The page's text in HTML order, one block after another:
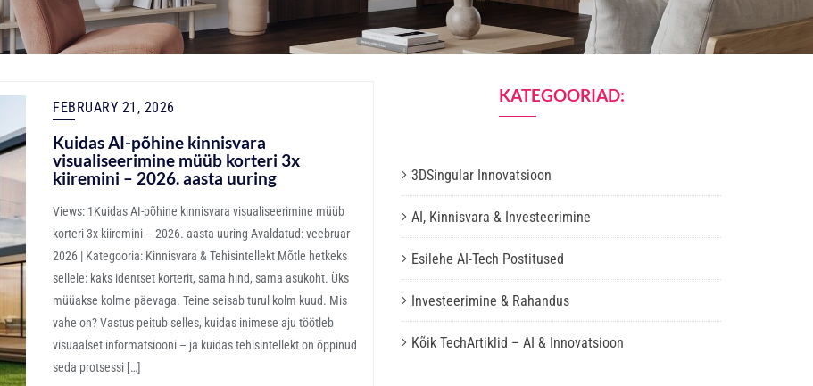
FEBRUARY 21, 2026
Kuidas AI-põhine kinnisvara
visualiseerimine müüb korteri 3x
kiiremini – 2026. aasta uuring
Views: 1Kuidas AI-põhine kinnisvara visualiseerimine müüb
korteri 3x kiiremini – 2026. aasta uuring Avaldatud: veebruar
2026 | Kategooria: Kinnisvara & Tehisintellekt Mõtle hetkeks
sellele: kaks identset korterit, sama hind, sama asukoht. Üks
müüakse kolme päevaga. Teine seisab turul kolm kuud. Mis
vahe on? Vastus peitub selles, kuidas inimese aju töötleb
visuaalset informatsiooni – ja kuidas tehisintellekt on õppinud
seda protsessi […]
KATEGOORIAD:
3DSingular Innovatsioon
AI, Kinnisvara & Investeerimine
Esilehe AI-Tech Postitused
Investeerimine & Rahandus
Kõik TechArtiklid – AI & Innovatsioon